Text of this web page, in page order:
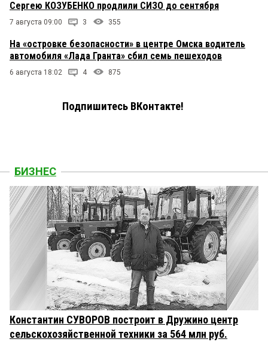
Сергею КОЗУБЕНКО продлили СИЗО до сентября
7 августа 09:00 3 355
На «островке безопасности» в центре Омска водитель
автомобиля «Лада Гранта» сбил семь пешеходов
6 августа 18:02 4 875
Подпишитесь ВКонтакте!
БИЗНЕС
Константин СУВОРОВ построит в Дружино центр
сельскохозяйственной техники за 564 млн руб.